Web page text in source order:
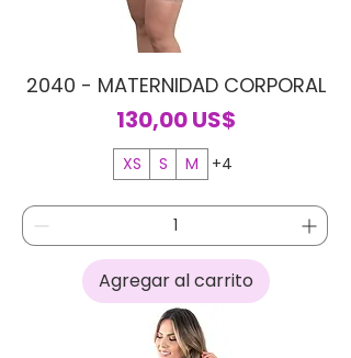
2040 - MATERNIDAD CORPORAL
Precio
130,00 US$
XS S M +4
Agregar al carrito